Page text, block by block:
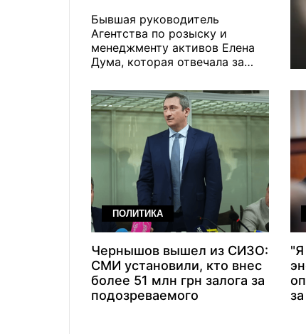
Бывшая руководитель
Агентства по розыску и
менеджменту активов Елена
Дума, которая отвечала за
активами на миллиарды
гривен, посещала офис,
который журналисты
называют теневым центром
влияния бизнесменов Тимура
Миндича и Александра
Цукермана. Новое
расследование "Украинской
правды" указывает на
возможные неформальные
связи между чиновницей и
фигурантами дела НАБУ,
которые могли повлиять на
судьбу государственных
активов.
ПОЛИТИКА
Чернышов вышел из СИЗО:
СМИ установили, кто внес
более 51 млн грн залога за
подозреваемого